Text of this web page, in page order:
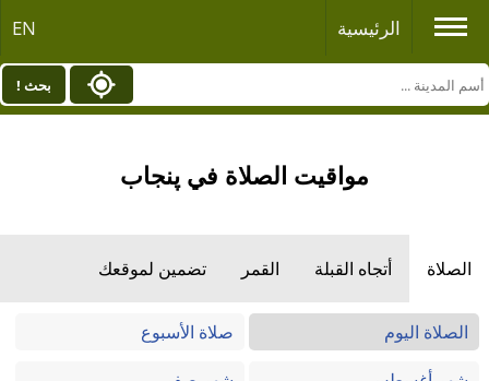
الرئيسية EN
بحث !
مواقيت الصلاة في پنجاب
الصلاة أتجاه القبلة القمر تضمين لموقعك
الصلاة اليوم
صلاة الأسبوع